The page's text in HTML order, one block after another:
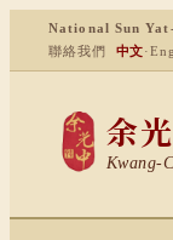
National Sun
聯絡我們
中文·
余
Kwang-